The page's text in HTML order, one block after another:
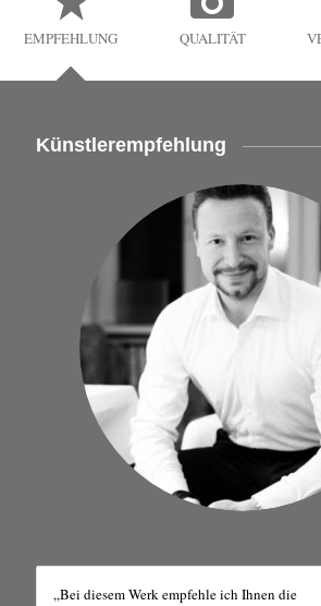
EMPFEHLUNG QUALITÄT
Künstlerempfehlung
„Bei diesem Werk empfehle ich Ihnen die